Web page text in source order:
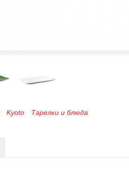
Kyoto Тарелки и блюда